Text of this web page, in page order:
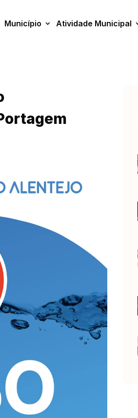
Município Atividade Municipal